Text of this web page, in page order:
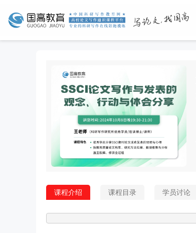
课程介绍 课程目录 学员讨论